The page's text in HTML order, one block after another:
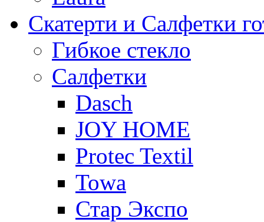
Скатерти и Салфетки
Гибкое стекло
Салфетки
Dasch
JOY HOME
Protec Textil
Towa
Стар Экспо